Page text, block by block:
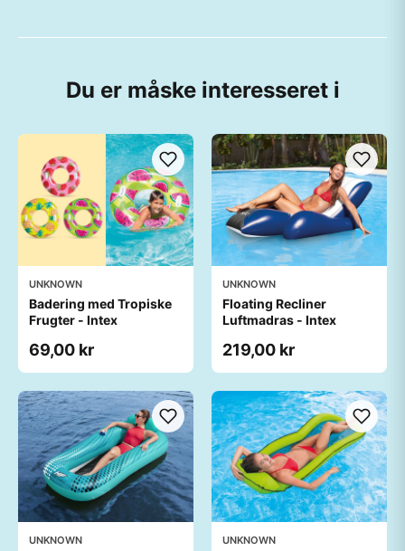
Du er måske interesseret i
UNKNOWN
Badering med Tropiske
Frugter - Intex
69,00 kr
UNKNOWN
Floating Recliner
Luftmadras - Intex
219,00 kr
UNKNOWN UNKNOWN